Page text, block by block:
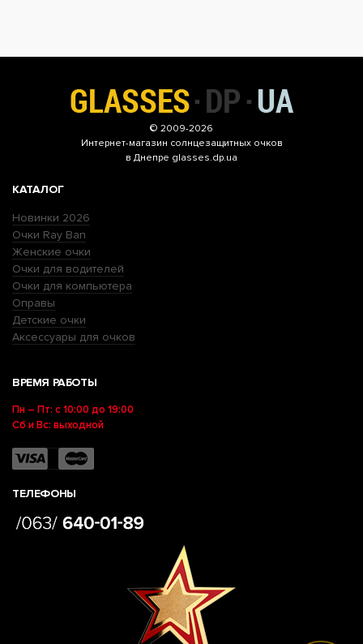
© 2009-2026
Интернет-магазин солнцезащитных очков
в Днепре glasses.dp.ua
КАТАЛОГ
Новинки 2026
Очки Ray Ban
Женские очки
Очки для водителей
Очки для компьютера
Оправы
Детские очки
Аксессуары для очков
ВРЕМЯ РАБОТЫ
Пн – Пт: с 10:00 до 19:00
Сб и Вс: выходной
ТЕЛЕФОНЫ